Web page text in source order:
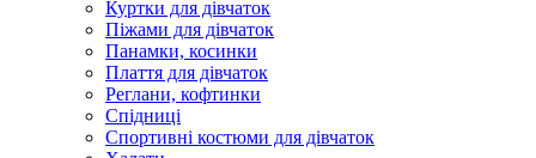
Куртки для дівчаток
Піжами для дівчаток
Панамки, косинки
Плаття для дівчаток
Реглани, кофтинки
Спідниці
Спортивні костюми для дівчаток